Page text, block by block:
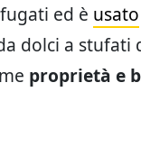
ed è usato
dolci a stufati
proprietà e